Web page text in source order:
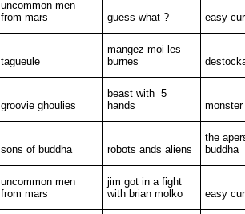
uncommon men
from mars
guess what ? easy
tagueule
mangez moi les
burnes
groovie ghoulies
beast with 5
hands
monster
sons of buddha robots ands aliens
the
buddha
uncommon men
from mars
jim got in a fight
with brian molko
easy